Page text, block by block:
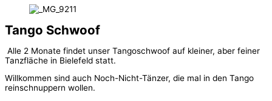
Tango Schwoof
Alle 2 Monate findet unser Tangoschwoof auf kleiner, aber feiner
Tanzfläche in Bielefeld statt.
Willkommen sind auch Noch-Nicht-Tänzer, die mal in den Tango
reinschnuppern wollen.